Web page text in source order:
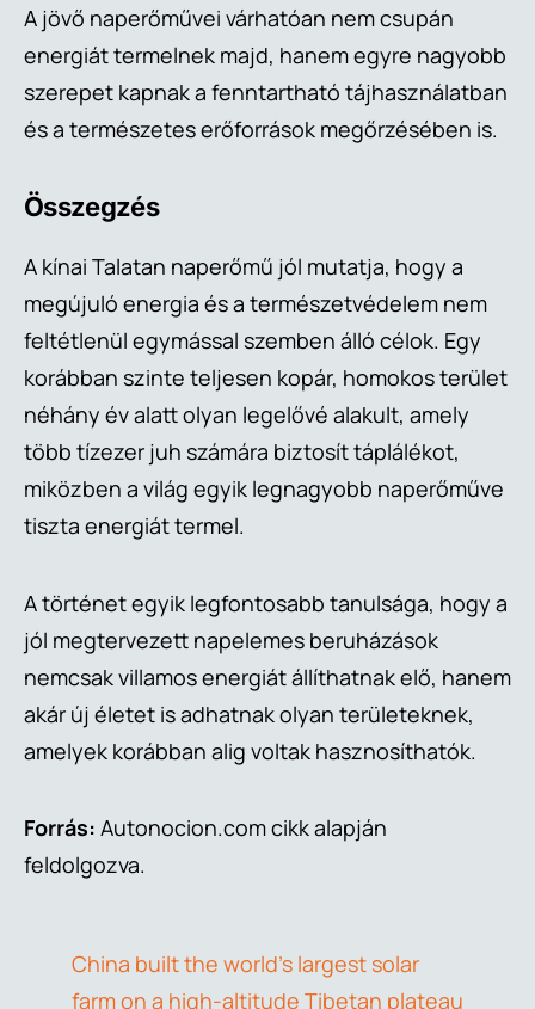
A jövő naperőművei várhatóan nem csupán
energiát termelnek majd, hanem egyre nagyobb
szerepet kapnak a fenntartható tájhasználatban
és a természetes erőforrások megőrzésében is.
Összegzés
A kínai Talatan naperőmű jól mutatja, hogy a
megújuló energia és a természetvédelem nem
feltétlenül egymással szemben álló célok. Egy
korábban szinte teljesen kopár, homokos terület
néhány év alatt olyan legelővé alakult, amely
több tízezer juh számára biztosít táplálékot,
miközben a világ egyik legnagyobb naperőműve
tiszta energiát termel.
A történet egyik legfontosabb tanulsága, hogy a
jól megtervezett napelemes beruházások
nemcsak villamos energiát állíthatnak elő, hanem
akár új életet is adhatnak olyan területeknek,
amelyek korábban alig voltak hasznosíthatók.
Forrás: Autonocion.com cikk alapján
feldolgozva.
China built the world’s largest solar
farm on a high-altitude Tibetan plateau